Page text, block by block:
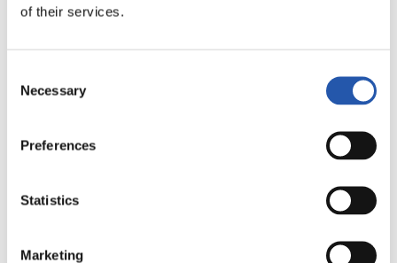
of their services.
Selection
Necessary
Preferences
Statistics
Marketing
LALIGA
F.C. BARCELONA